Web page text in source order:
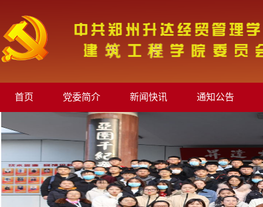
首页 党委简介 新闻快讯 通知公告